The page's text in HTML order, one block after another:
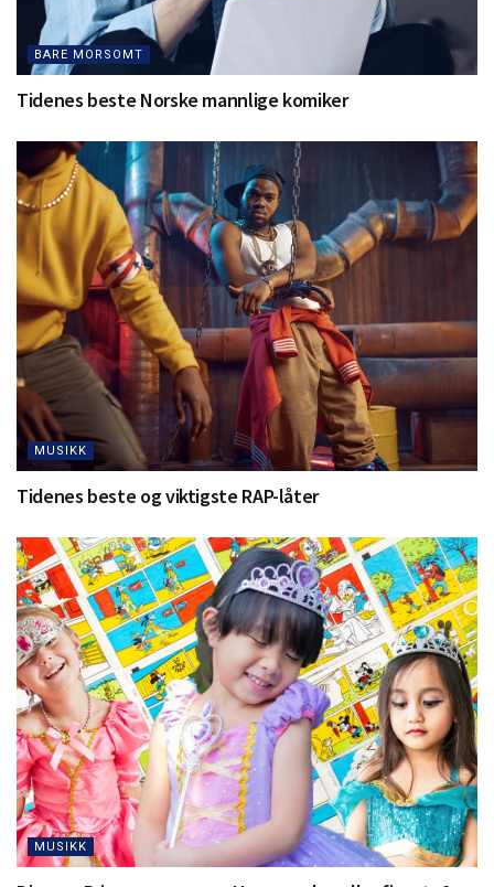
BARE MORSOMT
Tidenes beste Norske mannlige komiker
MUSIKK
Tidenes beste og viktigste RAP-låter
MUSIKK